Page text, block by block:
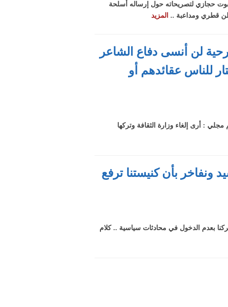
حجازي لتصريحاته حول إرساله أسلحة
المزيد
لن أنسى دفاع الشاعر
للناس عقائدهم أو
: أرى إلغاء وزارة الثقافة وتركها
ونفاخر بأن كنيستنا ترفع
بعدم الدخول في محادثات سياسية .. كلام